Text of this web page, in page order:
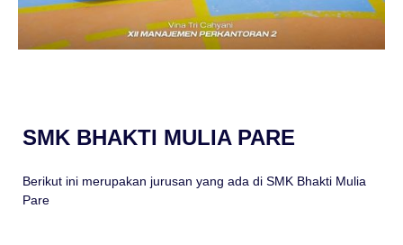
SMK BHAKTI MULIA PARE
Berikut ini merupakan jurusan yang ada di SMK Bhakti Mulia
Pare